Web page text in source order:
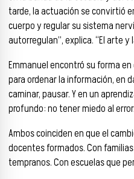
tarde, la actuación se convirtió
cuerpo y regular su sistema
autorregulan”, explica. “El arte
Emmanuel encontró su forma
para ordenar la información, en
caminar, pausar. Y en un
profundo: no tener miedo al error.
Ambos coinciden en que el
docentes formados. Con
tempranos. Con escuelas que